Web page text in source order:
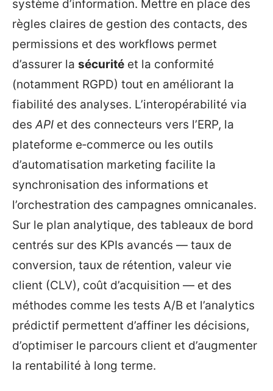
système d’information. Mettre en place des
règles claires de gestion des contacts, des
permissions et des workflows permet
d’assurer la sécurité et la conformité
(notamment RGPD) tout en améliorant la
fiabilité des analyses. L’interopérabilité via
des API et des connecteurs vers l’ERP, la
plateforme e‑commerce ou les outils
d’automatisation marketing facilite la
synchronisation des informations et
l’orchestration des campagnes omnicanales.
Sur le plan analytique, des tableaux de bord
centrés sur des KPIs avancés — taux de
conversion, taux de rétention, valeur vie
client (CLV), coût d’acquisition — et des
méthodes comme les tests A/B et l’analytics
prédictif permettent d’affiner les décisions,
d’optimiser le parcours client et d’augmenter
la rentabilité à long terme.